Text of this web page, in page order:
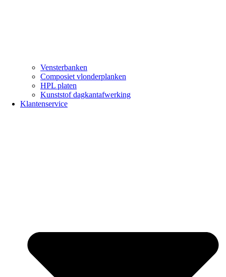
Vensterbanken
Composiet vlonderplanken
HPL platen
Kunststof dagkantafwerking
Klantenservice